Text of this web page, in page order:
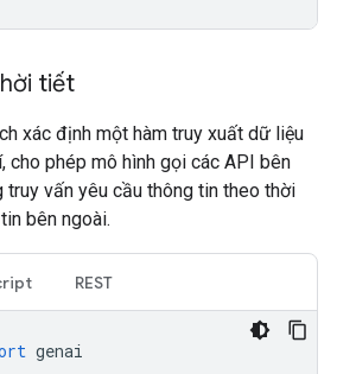
tiết
xác định một hàm truy xuất dữ liệu
cho phép mô hình gọi các API bên
vấn yêu cầu thông tin theo thời
bên ngoài.
REST
genai